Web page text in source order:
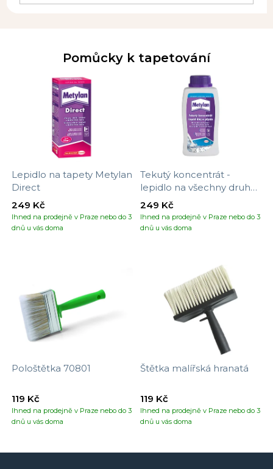
Pomůcky k tapetování
Lepidlo na tapety Metylan
Direct
Ihned na prodejně v Praze nebo do 3
dnů u vás doma
249 Kč
Tekutý koncentrát -
lepidlo na všechny druhy
tapet
Ihned na prodejně v Praze nebo do 3
dnů u vás doma
249 Kč
Pološtětka 70801
Ihned na prodejně v Praze nebo do 3
dnů u vás doma
119 Kč
Štětka malířská hranatá
Ihned na prodejně v Praze nebo do 3
dnů u vás doma
119 Kč